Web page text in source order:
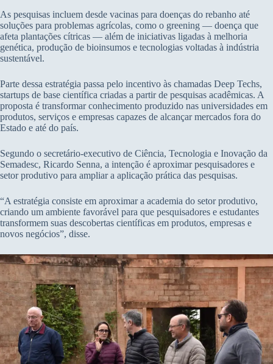
As pesquisas incluem desde vacinas para doenças do rebanho até
soluções para problemas agrícolas, como o greening — doença que
afeta plantações cítricas — além de iniciativas ligadas à melhoria
genética, produção de bioinsumos e tecnologias voltadas à indústria
sustentável.
Parte dessa estratégia passa pelo incentivo às chamadas Deep Techs,
startups de base científica criadas a partir de pesquisas acadêmicas. A
proposta é transformar conhecimento produzido nas universidades em
produtos, serviços e empresas capazes de alcançar mercados fora do
Estado e até do país.
Segundo o secretário-executivo de Ciência, Tecnologia e Inovação da
Semadesc, Ricardo Senna, a intenção é aproximar pesquisadores e
setor produtivo para ampliar a aplicação prática das pesquisas.
“A estratégia consiste em aproximar a academia do setor produtivo,
criando um ambiente favorável para que pesquisadores e estudantes
transformem suas descobertas científicas em produtos, empresas e
novos negócios”, disse.